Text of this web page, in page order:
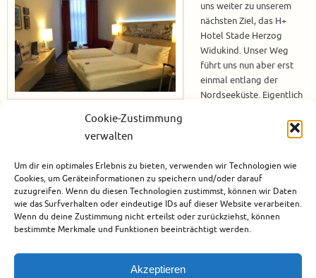
Cookie-Zustimmung
verwalten
Um dir ein optimales Erlebnis zu bieten, verwenden wir Technologien wie
Cookies, um Geräteinformationen zu speichern und/oder darauf
zuzugreifen. Wenn du diesen Technologien zustimmst, können wir Daten
wie das Surfverhalten oder eindeutige IDs auf dieser Website verarbeiten.
Wenn du deine Zustimmung nicht erteilst oder zurückziehst, können
bestimmte Merkmale und Funktionen beeinträchtigt werden.
Akzeptieren
uns weiter zu unserem
nächsten Ziel, das H+
Hotel Stade Herzog
Widukind. Unser Weg
führt uns nun aber erst
einmal entlang der
Nordseeküste. Eigentlich
noch die Seehundstation Friedrichskoog besuchen, jedoch ist die
Schlange vor dem Gebäude so lang, dass wir uns entschließen dies erst
und Matjes – Friedrichskoog-Spitze Da wir…
Weiterlesen
Oktober 23, 2020 Deutschland,Europa,Hotels,Stade 1